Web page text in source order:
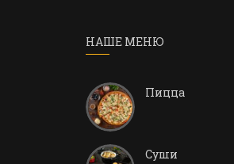
НАШЕ МЕНЮ
Пицца
Суши